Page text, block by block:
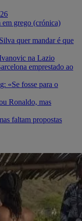
grego (crónica)
quer mandar é que
na Lazio
emprestado ao
«Se fosse para o
Ronaldo, mas
faltam propostas